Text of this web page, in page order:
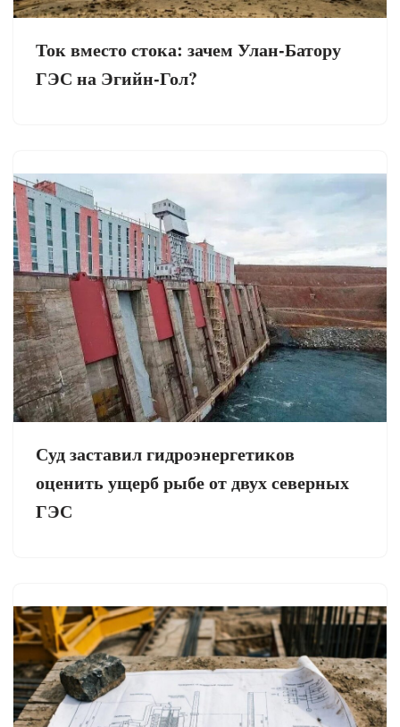
Ток вместо стока: зачем Улан-Батору
ГЭС на Эгийн-Гол?
Суд заставил гидроэнергетиков
оценить ущерб рыбе от двух северных
ГЭС